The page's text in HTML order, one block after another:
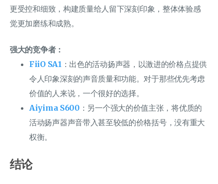
更受控和细致，构建质量给人留下深刻印象，整体体验感
觉更加磨练和成熟。
强大的竞争者：
FiiO SA1 ：出色的活动扬声器，以激进的价格点提供
令人印象深刻的声音质量和功能。对于那些优先考虑
价值的人来说，一个很好的选择。
Aiyima S600 ：另一个强大的价值主张，将优质的
活动扬声器声音带入甚至较低的价格括号，没有重大
权衡。
结论